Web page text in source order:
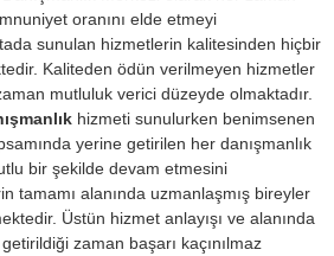
oranını elde etmeyi
sunulan hizmetlerin kalitesinden hiçbir
Kaliteden ödün verilmeyen hizmetler
mutluluk verici düzeyde olmaktadır.
hizmeti sunulurken benimsenen
yerine getirilen her danışmanlık
bir şekilde devam etmesini
tamamı alanında uzmanlaşmış bireyler
Üstün hizmet anlayışı ve alanında
zaman başarı kaçınılmaz